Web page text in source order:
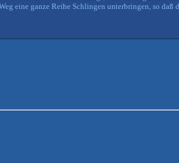
eine ganze Reihe Schlingen unterbringen, so daß